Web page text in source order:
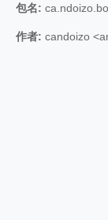
包名:
作者: candoizo